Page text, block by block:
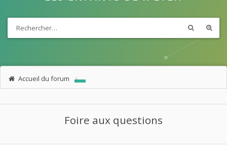
Accueil du forum
Foire aux questions